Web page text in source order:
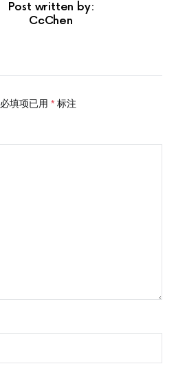
Post written by:
CcChen
必填项已用 * 标注